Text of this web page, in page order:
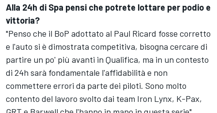
Alla 24h di Spa pensi che potrete lottare per podio e
vittoria?
"Penso che il BoP adottato al Paul Ricard fosse corretto
e l'auto si è dimostrata competitiva, bisogna cercare di
partire un po' più avanti in Qualifica, ma in un contesto
di 24h sarà fondamentale l'affidabilità e non
commettere errori da parte dei piloti. Sono molto
contento del lavoro svolto dai team Iron Lynx, K-Pax,